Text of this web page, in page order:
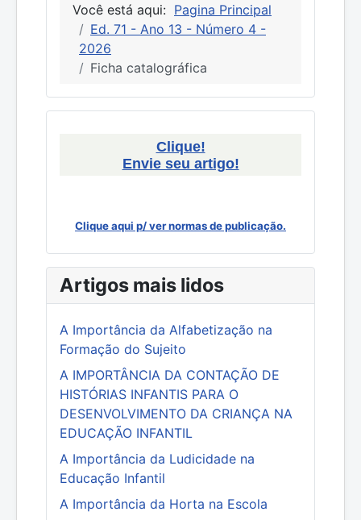
Você está aqui: Pagina Principal
Ed. 71 - Ano 13 - Número 4 -
2026
Ficha catalográfica
Clique!
Envie seu artigo!
Clique aqui p/ ver normas de publicação.
Artigos mais lidos
A Importância da Alfabetização na
Formação do Sujeito
A IMPORTÂNCIA DA CONTAÇÃO DE
HISTÓRIAS INFANTIS PARA O
DESENVOLVIMENTO DA CRIANÇA NA
EDUCAÇÃO INFANTIL
A Importância da Ludicidade na
Educação Infantil
A Importância da Horta na Escola